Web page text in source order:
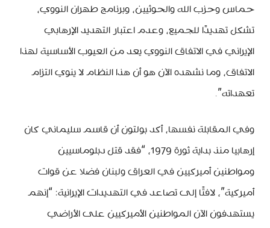
حماس وحزب الله والحوثيين، وبرنامج طهران النووي،
تشكل تهديدًا للجميع، وعدم اعتبار التهديد الإرهابي
الإيراني في الاتفاق النووي يعد من العيوب الأساسية لهذا
الاتفاق، وما نشهده الآن هو أن هذا النظام لا ينوي التزام
تعهداته”.
وفي المقابلة نفسها، أكد بولتون أن قاسم سليماني كان
إرهابيا منذ بداية ثورة 1979، “فقد قتل دبلوماسيين
ومواطنين أميركيين في العراق ولبنان فضلا عن قوات
أميركية”، لافتًا إلى تصاعد في التهديدات الإيرانية: “إنهم
يستهدفون الآن المواطنين الأميركيين على الأراضي